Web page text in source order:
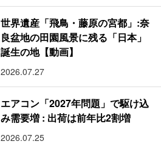
世界遺産「飛鳥・藤原の宮都」:奈
良盆地の田園風景に残る「日本」
誕生の地【動画】
2026.07.27
エアコン「2027年問題」で駆け込
み需要増 : 出荷は前年比2割増
2026.07.25